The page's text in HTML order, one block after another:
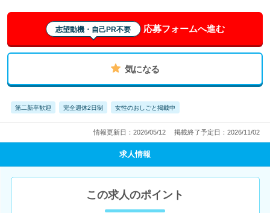
志望動機・自己PR不要 応募フォームへ進む
気になる
第二新卒歓迎 完全週休2日制 女性のおしごと掲載中
情報更新日：2026/05/12 掲載終了予定日：2026/11/02
求人情報
この求人のポイント